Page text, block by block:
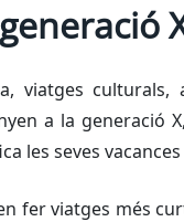
viatges
a la generació
les seves
fer viatges més